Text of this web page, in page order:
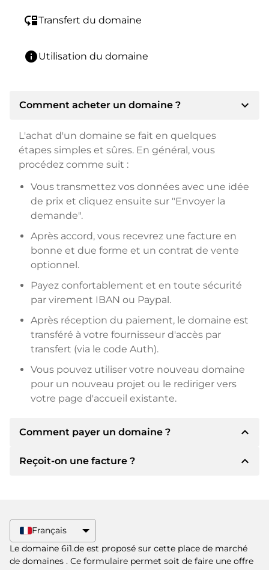
move_downTransfert du domaine
infoUtilisation du domaine
Comment acheter un domaine ? expand_more
L'achat d'un domaine se fait en quelques
étapes simples et sûres. En général, vous
procédez comme suit :
Vous transmettez vos données avec une idée
de prix et cliquez ensuite sur "Envoyer la
demande".
Après accord, vous recevrez une facture en
bonne et due forme et un contrat de vente
optionnel.
Payez confortablement et en toute sécurité
par virement IBAN ou Paypal.
Après réception du paiement, le domaine est
transféré à votre fournisseur d'accès par
transfert (via le code Auth).
Vous pouvez utiliser votre nouveau domaine
pour un nouveau projet ou le rediriger vers
votre page d'accueil existante.
Comment payer un domaine ? expand_less
Après un accord, le titulaire vous
proposera Paypal ou d'autres méthodes de
paiement.
Veuillez toujours mentionner le nom de
Reçoit-on une facture ? expand_less
élevé, vous recevrez également un contrat de
vente supplémentaire si vous le souhaitez.
Français
Le domaine 6i1.de est proposé sur cette place de marché
de domaines . Ce formulaire permet soit de faire une offre